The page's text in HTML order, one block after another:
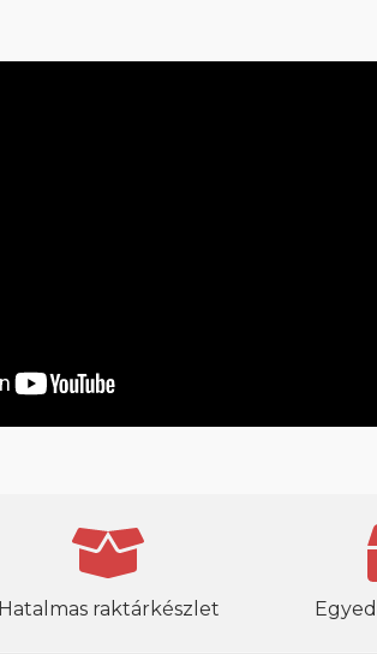
Hatalmas raktárkészlet